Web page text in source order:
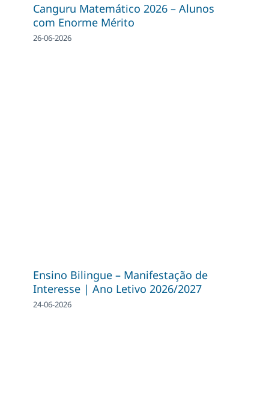
Canguru Matemático 2026 – Alunos
com Enorme Mérito
26-06-2026
Ensino Bilingue – Manifestação de
Interesse | Ano Letivo 2026/2027
24-06-2026